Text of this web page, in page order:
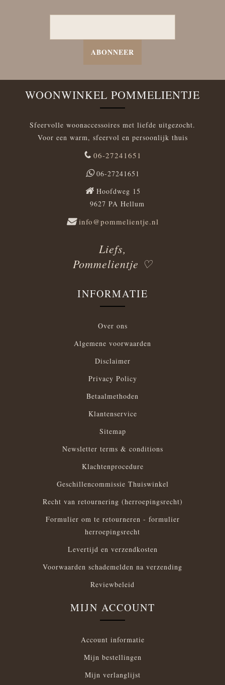
ABONNEER
WOONWINKEL POMMELIENTJE
Sfeervolle woonaccessoires met liefde uitgezocht.
Voor een warm, sfeervol en persoonlijk thuis
06-27241651
06-27241651
Hoofdweg 15
9627 PA Hellum
info@pommelientje.nl
Liefs,
Pommelientje ♡
INFORMATIE
Over ons
Algemene voorwaarden
Disclaimer
Privacy Policy
Betaalmethoden
Klantenservice
Sitemap
Newsletter terms & conditions
Klachtenprocedure
Geschillencommissie Thuiswinkel
Recht van retournering (herroepingsrecht)
Formulier om te retourneren - formulier
herroepingsrecht
Levertijd en verzendkosten
Voorwaarden schademelden na verzending
Reviewbeleid
MIJN ACCOUNT
Account informatie
Mijn bestellingen
Mijn verlanglijst